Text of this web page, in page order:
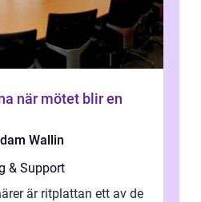
en
Wallin
& Support
är ritplattan ett av de